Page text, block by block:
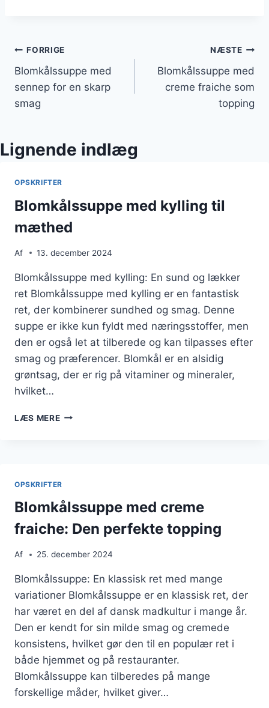
Indlægsnavigation
FORRIGE
Blomkålssuppe med
sennep for en skarp
smag
NÆSTE
Blomkålssuppe med
creme fraiche som
topping
Lignende indlæg
OPSKRIFTER
Blomkålssuppe med kylling til
mæthed
Af 13. december 2024
Blomkålssuppe med kylling: En sund og lækker
ret Blomkålssuppe med kylling er en fantastisk
ret, der kombinerer sundhed og smag. Denne
suppe er ikke kun fyldt med næringsstoffer, men
den er også let at tilberede og kan tilpasses efter
smag og præferencer. Blomkål er en alsidig
grøntsag, der er rig på vitaminer og mineraler,
hvilket…
LÆS MEREBLOMKÅLSSUPPE
OPSKRIFTER
Blomkålssuppe med creme
fraiche: Den perfekte topping
Af 25. december 2024
Blomkålssuppe: En klassisk ret med mange
variationer Blomkålssuppe er en klassisk ret, der
har været en del af dansk madkultur i mange år.
Den er kendt for sin milde smag og cremede
konsistens, hvilket gør den til en populær ret i
både hjemmet og på restauranter.
Blomkålssuppe kan tilberedes på mange
forskellige måder, hvilket giver…